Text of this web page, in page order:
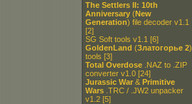
The Settlers II: 10th
Anniversary (New
Generation) file decoder v1.1
[2]
SG Soft tools v1.1 [6]
GoldenLand (Златогорье 2)
tools [3]
Total Overdose .NAZ to .ZIP
converter v1.0 [24]
Jurassic War & Primitive
Wars .TRC / .JW2 unpacker
v1.2 [5]